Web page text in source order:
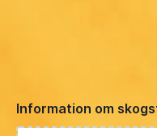
Information om